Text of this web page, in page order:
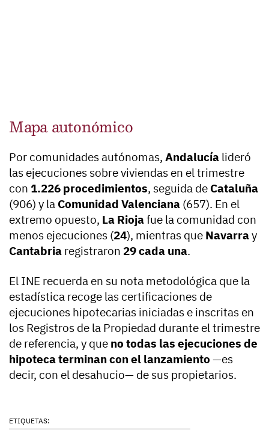
Mapa autonómico
Por comunidades autónomas, Andalucía lideró
las ejecuciones sobre viviendas en el trimestre
con 1.226 procedimientos, seguida de Cataluña
(906) y la Comunidad Valenciana (657). En el
extremo opuesto, La Riojafue la comunidad con
menos ejecuciones (24), mientras que Navarray
Cantabria registraron 29 cada una.
El INE recuerda en su nota metodológica que la
estadística recoge las certificaciones de
ejecuciones hipotecarias iniciadas e inscritas en
los Registros de la Propiedad durante el trimestre
de referencia, y que no todas las ejecuciones de
hipoteca terminan con el lanzamiento —es
decir, con el desahucio— de sus propietarios.
ETIQUETAS: